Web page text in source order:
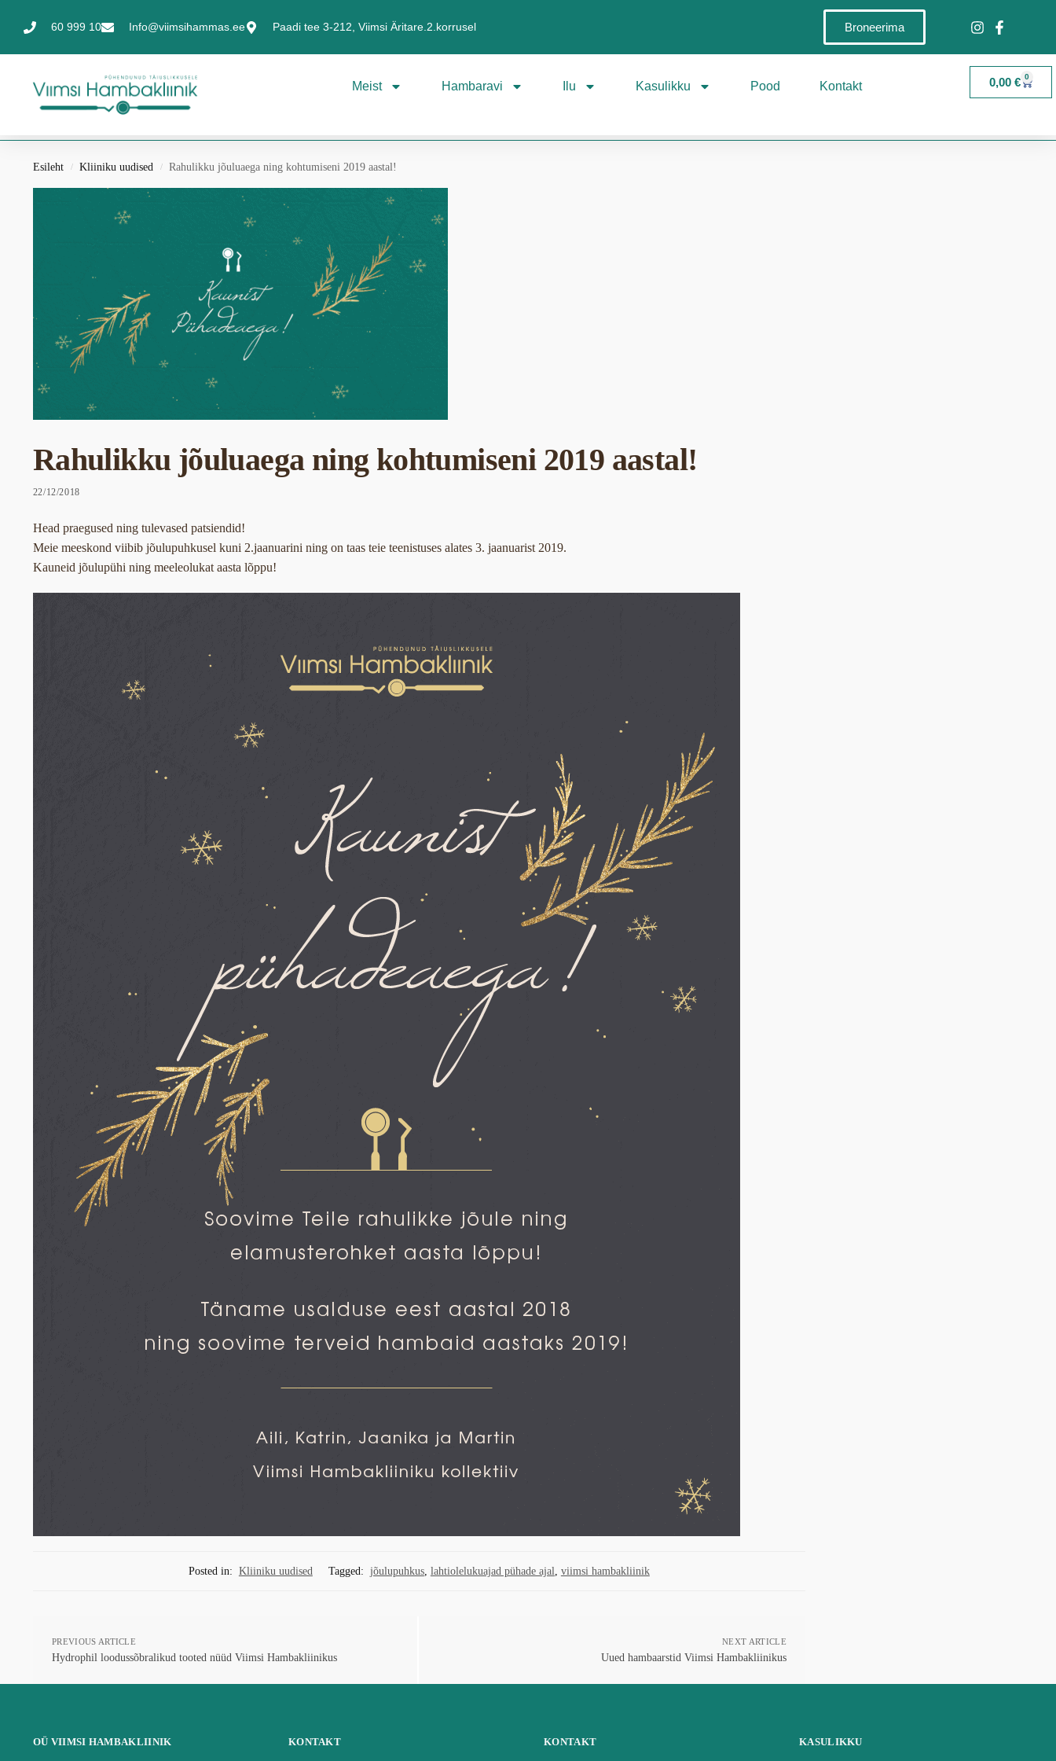
60 999 10 Info@viimsihammas.ee Paadi tee 3-212, Viimsi Äritare.2.korrusel Broneerima
Meist Hambaravi Ilu Kasulikku Pood Kontakt 0,00€ 0
Esileht / Kliiniku uudised / Rahulikku jõuluaega ning kohtumiseni 2019 aastal!
Rahulikku jõuluaega ning kohtumiseni 2019 aastal!
22/12/2018
Head praegused ning tulevased patsiendid!
Meie meeskond viibib jõulupuhkusel kuni 2.jaanuarini ning on taas teie teenistuses alates 3. jaanuarist 2019.
Kauneid jõulupühi ning meeleolukat aasta lõppu!
Posted in: Kliiniku uudised Tagged: jõulupuhkus, lahtiolelukuajad pühade ajal, viimsi hambakliinik
PREVIOUS ARTICLE
Hydrophil loodussõbralikud tooted nüüd Viimsi Hambakliinikus
NEXT ARTICLE
Uued hambaarstid Viimsi Hambakliinikus
OÜ VIIMSI HAMBAKLIINIK KONTAKT KONTAKT KASULIKKU